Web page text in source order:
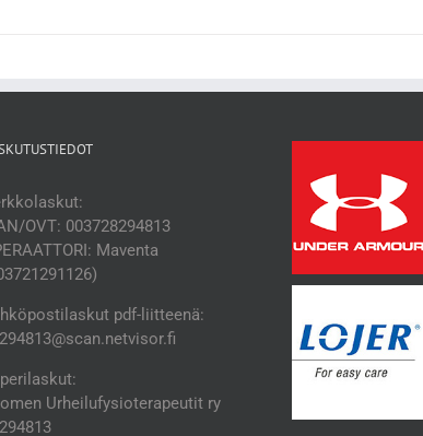
OVT: 003728294813
Maventa
pdf-liitteenä:
Urheilufysioterapeutit ry